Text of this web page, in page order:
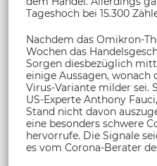
Tageshoch bei 15.300
Nachdem das Omikron-
Wochen das
Sorgen diesbezüglich
einige Aussagen, wonach
Virus-Variante milder sei.
US-Experte Anthony
Stand nicht davon
eine besonders schwere
hervorrufe. Die Signale
es vom Corona-Berater